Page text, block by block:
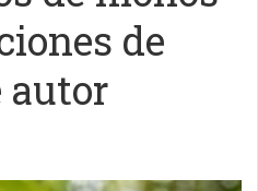
de
autor